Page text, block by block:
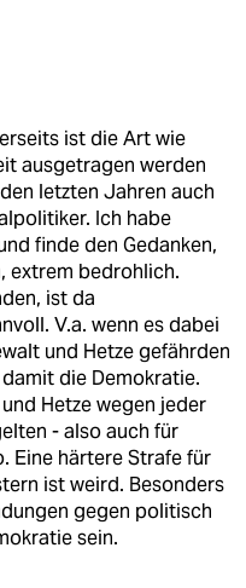
ist die Art wie
ausgetragen werden
letzten Jahren auch
Ich habe
finde den Gedanken,
extrem bedrohlich.
ist da
V.a. wenn es dabei
und Hetze gefährden
die Demokratie.
Hetze wegen jeder
- also auch für
Eine härtere Strafe für
ist weird. Besonders
gegen politisch
sein.